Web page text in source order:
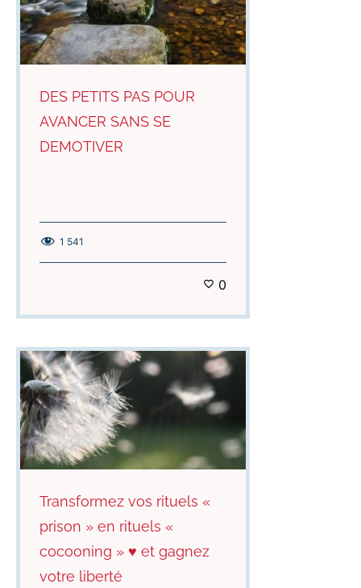
DES PETITS PAS POUR
AVANCER SANS SE
DEMOTIVER
1 541
0
Transformez vos rituels «
prison » en rituels «
cocooning » ♥️ et gagnez
votre liberté